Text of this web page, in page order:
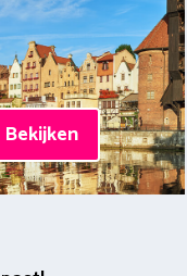
Bekijken